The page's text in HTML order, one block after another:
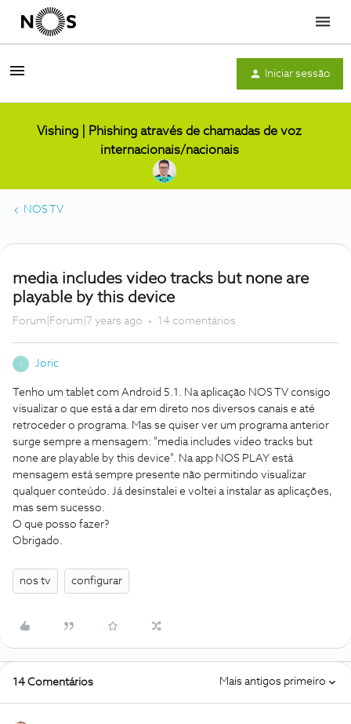
Menu
Iniciar sessão
Vishing | Phishing através de chamadas de voz
internacionais/nacionais
NOS TV
media includes video tracks but none are
playable by this device
Forum|Forum|7 years ago 14 comentários
Joric
Tenho um tablet com Android 5.1. Na aplicação NOS TV consigo
visualizar o que está a dar em direto nos diversos canais e até
retroceder o programa. Mas se quiser ver um programa anterior
surge sempre a mensagem: "media includes video tracks but
none are playable by this device". Na app NOS PLAY está
mensagem está sempre presente não permitindo visualizar
qualquer conteúdo. Já desinstalei e voltei a instalar as aplicações,
mas sem sucesso.
O que posso fazer?
Obrigado.
nos tv configurar
14 Comentários Mais antigos primeiro